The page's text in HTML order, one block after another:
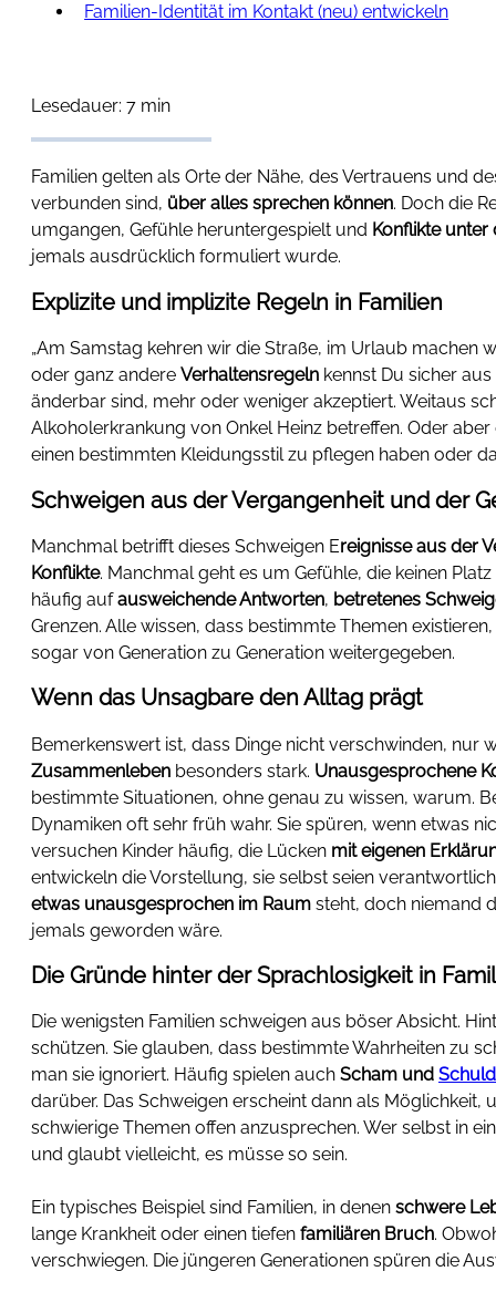
Familien-Identität im Kontakt (neu) entwickeln
Lesedauer: 7 min
Familien gelten als Orte der Nähe, des Vertrauens und
verbunden sind, über alles sprechen können. Doch die
umgangen, Gefühle heruntergespielt und Konflikte
jemals ausdrücklich formuliert wurde.
Explizite und implizite Regeln in Familien
„Am Samstag kehren wir die Straße, im Urlaub machen
oder ganz andere Verhaltensregeln kennst Du sicher
änderbar sind, mehr oder weniger akzeptiert. Weitaus
Alkoholerkrankung von Onkel Heinz betreffen. Oder
einen bestimmten Kleidungsstil zu pflegen haben oder
Schweigen aus der Vergangenheit und der
Manchmal betrifft dieses Schweigen Ereignisse aus der
Konflikte. Manchmal geht es um Gefühle, die keinen
häufig aufausweichende Antworten, betretenes
Grenzen. Alle wissen, dass bestimmte Themen
sogar von Generation zu Generation weitergegeben.
Wenn das Unsagbare den Alltag prägt
Bemerkenswert ist, dass Dinge nicht verschwinden, nur
Zusammenleben besonders stark. Unausgesprochene
bestimmte Situationen, ohne genau zu wissen, warum.
Dynamiken oft sehr früh wahr. Sie spüren, wenn etwas
versuchen Kinder häufig, die Lücken mit eigenen
entwickeln die Vorstellung, sie selbst seien
etwas unausgesprochen im Raum steht, doch niemand
jemals geworden wäre.
Die Gründe hinter der Sprachlosigkeit in
Die wenigsten Familien schweigen aus böser Absicht.
schützen. Sie glauben, dass bestimmte Wahrheiten zu
man sie ignoriert. Häufig spielen auch Scham und Schuld
darüber. Das Schweigen erscheint dann als
schwierige Themen offen anzusprechen. Wer selbst in
und glaubt vielleicht, es müsse so sein.
Ein typisches Beispiel sind Familien, in denen schwere
lange Krankheit oder einen tiefen familiären Bruch.
verschwiegen. Die jüngeren Generationen spüren die